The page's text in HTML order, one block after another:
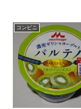
コンビニ